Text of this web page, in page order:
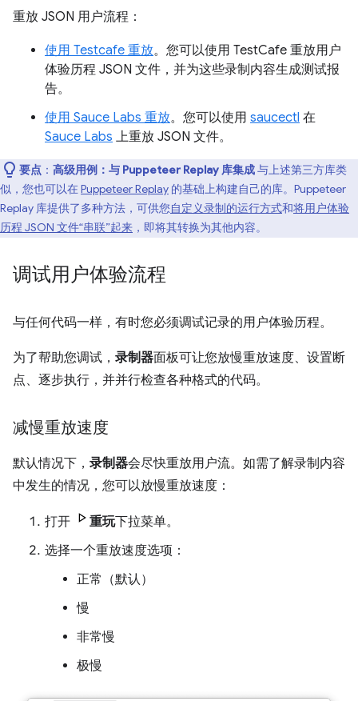
重放 JSON 用户流程：
使用 Testcafe 重放。您可以使用 TestCafe 重放用户
体验历程 JSON 文件，并为这些录制内容生成测试报
告。
使用 Sauce Labs 重放。您可以使用 saucectl 在
Sauce Labs 上重放 JSON 文件。
要点 ： 高级用例：与 Puppeteer Replay 库集成与上述第三方库类
似，您也可以在Puppeteer Replay 的基础上构建自己的库。Puppeteer
Replay 库提供了多种方法，可供您自定义录制的运行方式和将用户体验
历程 JSON 文件“串联”起来 ，即将其转换为其他内容。
调试用户体验流程
与任何代码一样，有时您必须调试记录的用户体验历程。
为了帮助您调试， 录制器面板可让您放慢重放速度、设置断
点、逐步执行，并并行检查各种格式的代码。
减慢重放速度
默认情况下， 录制器会尽快重放用户流。如需了解录制内容
中发生的情况，您可以放慢重放速度：
打开 重玩下拉菜单。
选择一个重放速度选项：
正常（默认）
慢
非常慢
极慢